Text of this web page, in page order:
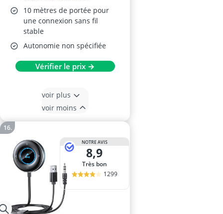
10 mètres de portée pour
une connexion sans fil
stable
Autonomie non spécifiée
Vérifier le prix →
voir plus
voir moins
NOTRE AVIS
8,9
Très bon
1299